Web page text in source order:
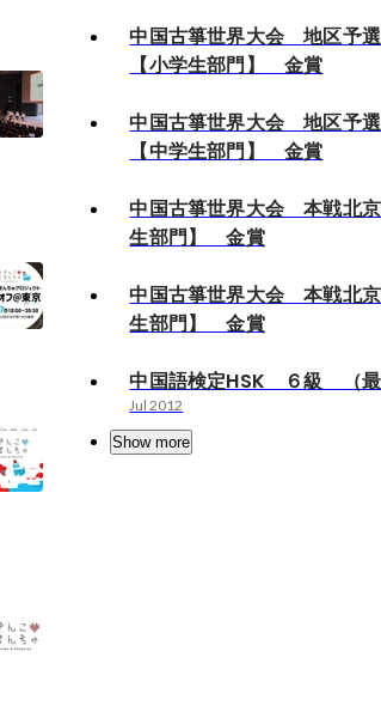
中国古箏世界大会 地区予
【小学生部門】 金賞
中国古箏世界大会 地区予
【中学生部門】 金賞
中国古箏世界大会 本戦北
生部門】 金賞
中国古箏世界大会 本戦北
生部門】 金賞
中国語検定HSK ６級 （最
Jul 2012
Show more